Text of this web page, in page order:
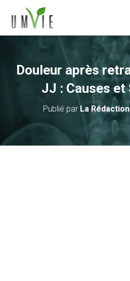
Douleur après
JJ : Causes
Publié par La Rédaction